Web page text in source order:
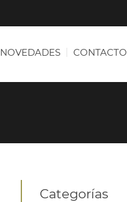
NOVEDADES CONTACTO
Categorías